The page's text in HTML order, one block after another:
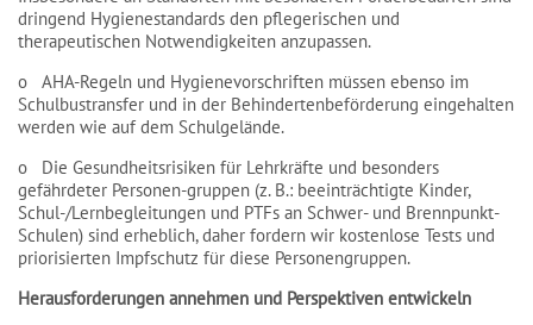
dringend Hygienestandards den pflegerischen und
therapeutischen Notwendigkeiten anzupassen.
o AHA-Regeln und Hygienevorschriften müssen ebenso im
Schulbustransfer und in der Behindertenbeförderung eingehalten
werden wie auf dem Schulgelände.
o Die Gesundheitsrisiken für Lehrkräfte und besonders
gefährdeter Personen-gruppen (z. B.: beeinträchtigte Kinder,
Schul-/Lernbegleitungen und PTFs an Schwer- und Brennpunkt-
Schulen) sind erheblich, daher fordern wir kostenlose Tests und
priorisierten Impfschutz für diese Personengruppen.
Herausforderungen annehmen und Perspektiven entwickeln